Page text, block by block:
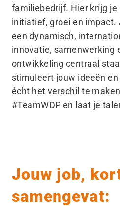
familiebedrijf. Hier krijg je
initiatief, groei en
een dynamisch,
innovatie, samenwerking
ontwikkeling centraal
stimuleert jouw ideeën
écht het verschil te
#TeamWDP en laat je
Jouw job,
samengevat: